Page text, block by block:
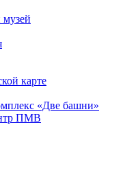
музей
карте
«Две башни»
ПМВ